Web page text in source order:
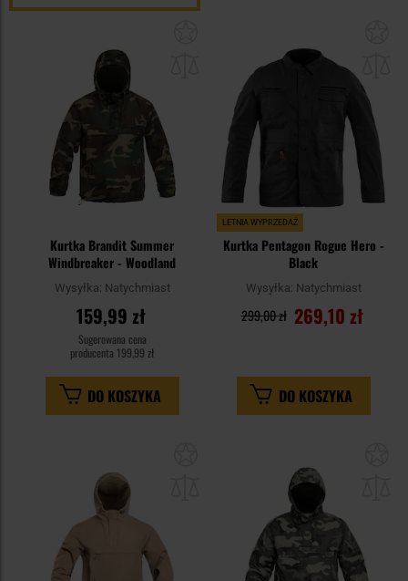
schowka
Kurtka Brandit Summer
Windbreaker - Woodland
Wysyłka: Natychmiast
159,99 zł
Sugerowana cena
producenta 199,99 zł
DO KOSZYKA
LETNIA WYPRZEDAŻ
Kurtka Pentagon Rogue Hero -
Black
Wysyłka: Natychmiast
269,10 zł
299,00 zł
DO KOSZYKA